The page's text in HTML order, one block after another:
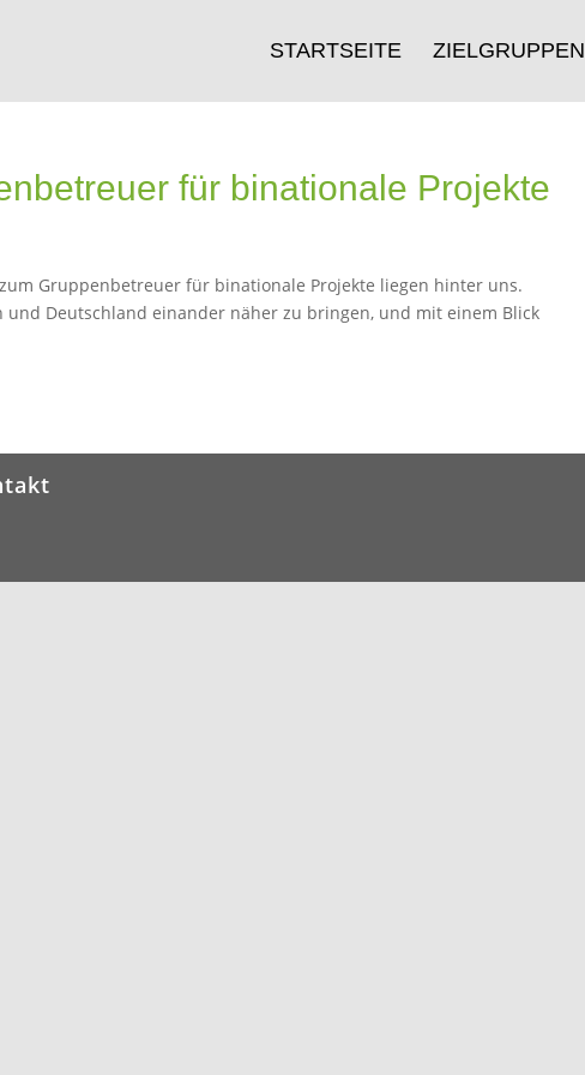
STARTSEITE ZIELGRUPPEN
für binationale Projekte
Gruppenbetreuer für binationale Projekte liegen hinter uns.
und Deutschland einander näher zu bringen, und mit einem Blick